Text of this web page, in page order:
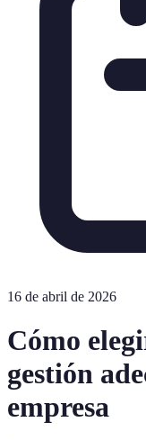
16 de abril de 2026
Cómo
gestión
empresa